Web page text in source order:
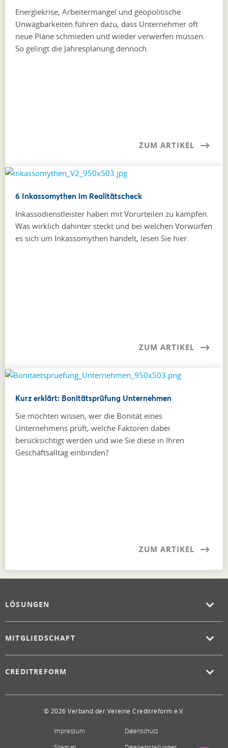
Energiekrise, Arbeitermangel und geopolitische
Unwägbarkeiten führen dazu, dass Unternehmer oft
neue Pläne schmieden und wieder verwerfen müssen.
So gelingt die Jahresplanung dennoch.
ZUM ARTIKEL
6 Inkassomythen im Realitätscheck
Inkassodienstleister haben mit Vorurteilen zu kämpfen.
Was wirklich dahinter steckt und bei welchen Vorwürfen
es sich um Inkassomythen handelt, lesen Sie hier.
ZUM ARTIKEL
Kurz erklärt: Bonitätsprüfung Unternehmen
Sie möchten wissen, wer die Bonität eines
Unternehmens prüft, welche Faktoren dabei
berücksichtigt werden und wie Sie diese in Ihren
Geschäftsalltag einbinden?
ZUM ARTIKEL
LÖSUNGEN
MITGLIEDSCHAFT
CREDITREFORM
© 2026 Verband der Vereine Creditreform e.V.
Impressum
Datenschutz